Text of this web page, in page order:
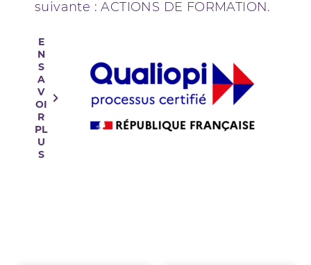
suivante : ACTIONS DE FORMATION.
E
N
S
A
V
OI
R
PL
U
S